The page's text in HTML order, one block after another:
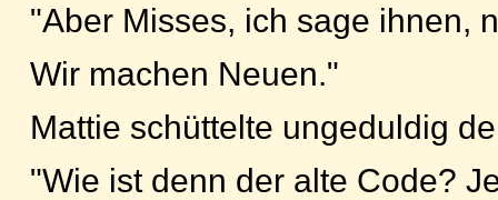
"Aber Misses, ich sage ihnen,
Wir machen Neuen."
Mattie schüttelte ungeduldig
"Wie ist denn der alte Code?